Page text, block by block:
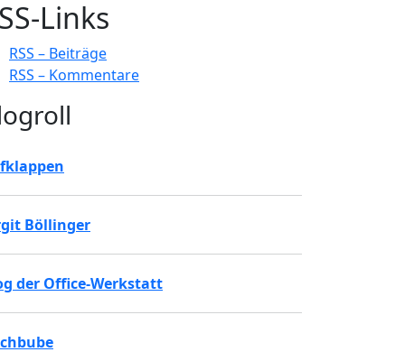
Links
RSS – Beiträge
RSS – Kommentare
Böllinger
der Office-Werkstatt